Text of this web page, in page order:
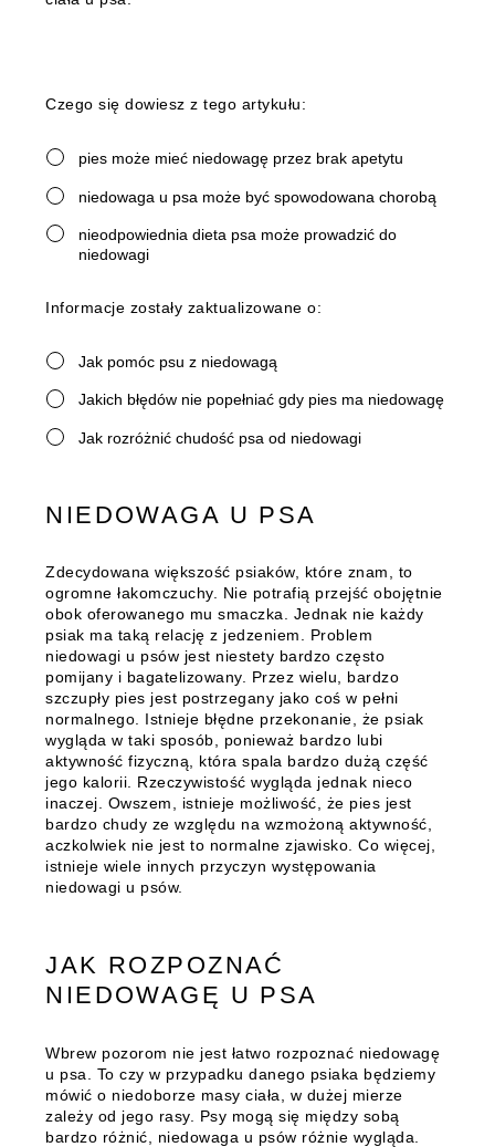
Czego się dowiesz z tego artykułu:
pies może mieć niedowagę przez brak apetytu
niedowaga u psa może być spowodowana chorobą
nieodpowiednia dieta psa może prowadzić do
niedowagi
Informacje zostały zaktualizowane o:
Jak pomóc psu z niedowagą
Jakich błędów nie popełniać gdy pies ma niedowagę
Jak rozróżnić chudość psa od niedowagi
NIEDOWAGA U PSA
Zdecydowana większość psiaków, które znam, to
ogromne łakomczuchy. Nie potrafią przejść obojętnie
obok oferowanego mu smaczka. Jednak nie każdy
psiak ma taką relację z jedzeniem. Problem
niedowagi u psów jest niestety bardzo często
pomijany i bagatelizowany. Przez wielu, bardzo
szczupły pies jest postrzegany jako coś w pełni
normalnego. Istnieje błędne przekonanie, że psiak
wygląda w taki sposób, ponieważ bardzo lubi
aktywność fizyczną, która spala bardzo dużą część
jego kalorii. Rzeczywistość wygląda jednak nieco
inaczej. Owszem, istnieje możliwość, że pies jest
bardzo chudy ze względu na wzmożoną aktywność,
aczkolwiek nie jest to normalne zjawisko. Co więcej,
istnieje wiele innych przyczyn występowania
niedowagi u psów.
JAK ROZPOZNAĆ
NIEDOWAGĘ U PSA
Wbrew pozorom nie jest łatwo rozpoznać niedowagę
u psa. To czy w przypadku danego psiaka będziemy
mówić o niedoborze masy ciała, w dużej mierze
zależy od jego rasy. Psy mogą się między sobą
bardzo różnić, niedowaga u psów różnie wygląda.